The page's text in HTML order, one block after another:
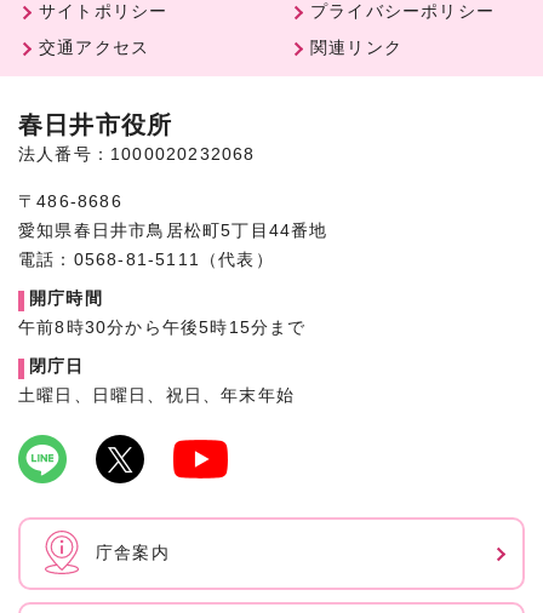
サイトポリシー
プライバシーポリシー
交通アクセス
関連リンク
春日井市役所
法人番号：1000020232068
〒486-8686
愛知県春日井市鳥居松町5丁目44番地
電話：0568-81-5111（代表）
開庁時間
午前8時30分から午後5時15分まで
閉庁日
土曜日、日曜日、祝日、年末年始
庁舎案内